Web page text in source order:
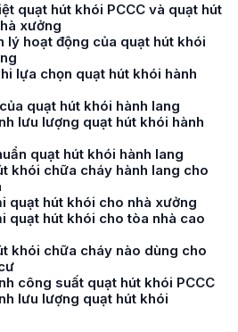
quạt hút khói PCCC và quạt hút
xưởng
lý hoạt động của quạt hút khói
lựa chọn quạt hút khói hành
quạt hút khói hành lang
lưu lượng quạt hút khói hành
quạt hút khói hành lang
khói chữa cháy hành lang cho
quạt hút khói cho nhà xưởng
quạt hút khói cho tòa nhà cao
khói chữa cháy nào dùng cho
công suất quạt hút khói PCCC
lưu lượng quạt hút khói